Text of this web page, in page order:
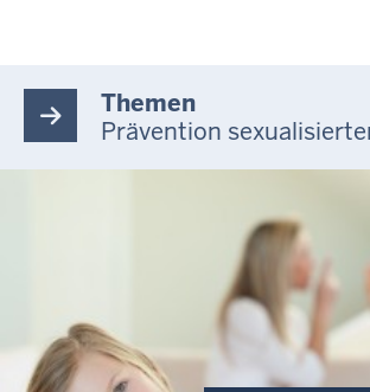
Themen
Prävention